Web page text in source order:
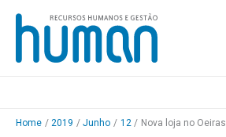
Skip
content
Home 2019 Junho 12 Nova loja no